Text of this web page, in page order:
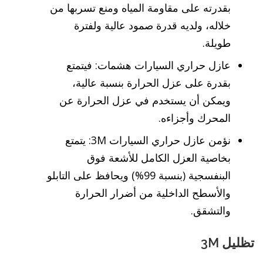
بقدرته على مقاومة المياه ومنع تسربها من
خلاله، ولديه قدرة صمود عالية ولفترة
طويلة.
عازل حراري السيارات هشمات: فيتمتع
بقدرة على عزل الحرارة بنسبة عالية،
ويمكن أن يستخدم في عزل الحرارة عن
المحرك وأجزاءه.
نؤمن عازل حراري السيارات 3M: يتمتع
بخاصية العزل الكامل للأشعة فوق
البنفسجية (بنسبة 99%) ويحافظ على التابلو
والأسطح الداخلية من أضرار الحرارة
والتشقق.
تظليل 3M